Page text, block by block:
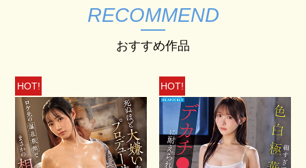
RECOMMEND
おすすめ作品
HOT! HOT!